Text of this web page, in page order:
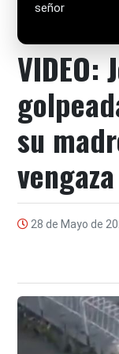
señor
VIDEO:
su
vengaza
28 de Mayo de